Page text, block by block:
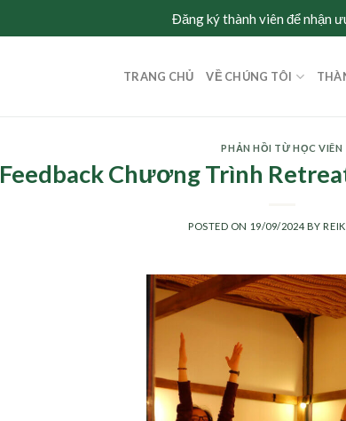
Đăng ký thành viên để nhận
TRANG CHỦ VỀ CHÚNG TÔI
PHẢN HỒI TỪ HỌC VIÊN
Feedback Chương Trình
POSTED ON 19/09/2024 BY